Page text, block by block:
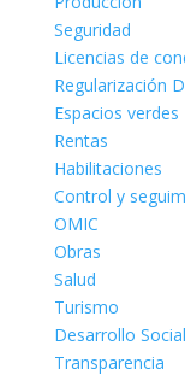
Seguridad
Licencias de
Regularización
Espacios verdes
Rentas
Habilitaciones
Control y
OMIC
Obras
Salud
Turismo
Desarrollo Social
Transparencia